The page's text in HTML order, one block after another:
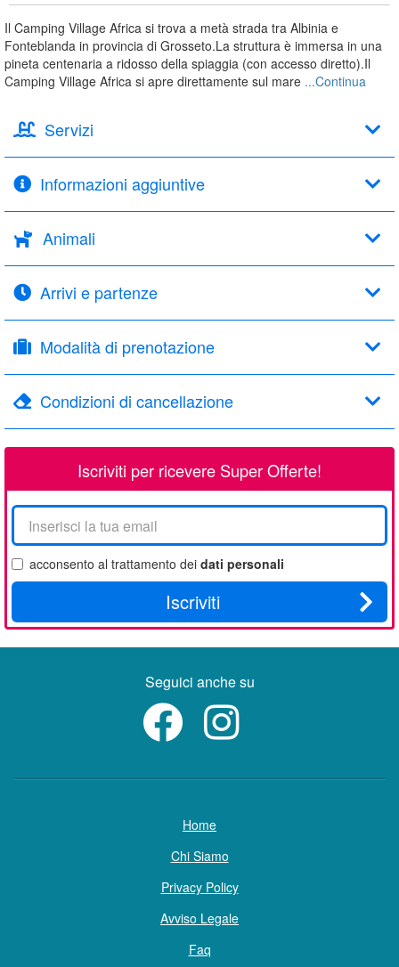
Il Camping Village Africa si trova a metà strada tra Albinia e
Fonteblanda in provincia di Grosseto.La struttura è immersa in una
pineta centenaria a ridosso della spiaggia (con accesso diretto).Il
Camping Village Africa si apre direttamente sul mare ...Continua
Servizi
Informazioni aggiuntive
Animali
Arrivi e partenze
Modalità di prenotazione
Condizioni di cancellazione
Iscriviti per ricevere Super Offerte!
La
tua
email
acconsento al trattamento dei dati personali
Iscriviti
Seguici anche su
Home
Chi Siamo
Privacy Policy
Avviso Legale
Faq